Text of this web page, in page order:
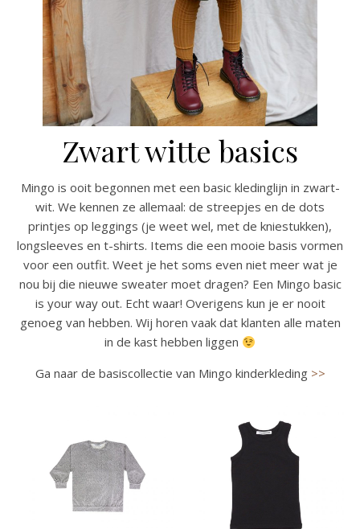
Zwart witte basics
Mingo is ooit begonnen met een basic kledinglijn in zwart-
wit. We kennen ze allemaal: de streepjes en de dots
printjes op leggings (je weet wel, met de kniestukken),
longsleeves en t-shirts. Items die een mooie basis vormen
voor een outfit. Weet je het soms even niet meer wat je
nou bij die nieuwe sweater moet dragen? Een Mingo basic
is your way out. Echt waar! Overigens kun je er nooit
genoeg van hebben. Wij horen vaak dat klanten alle maten
in de kast hebben liggen
Ga naar de basiscollectie van Mingo kinderkleding >>